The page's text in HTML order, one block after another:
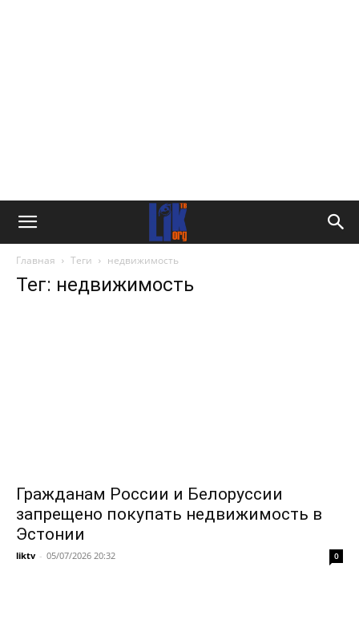
Главная Теги недвижимость
Тег: недвижимость
Гражданам России и Белоруссии
запрещено покупать недвижимость в
Эстонии
liktv - 05/07/2026 20:32 0